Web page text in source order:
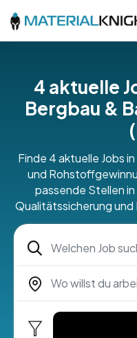
4 aktuelle
Bergbau &
Finde 4 aktuelle Jobs
und
passende Stellen
Qualitätssicherung und